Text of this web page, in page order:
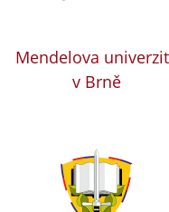
Mendelova
v Brně